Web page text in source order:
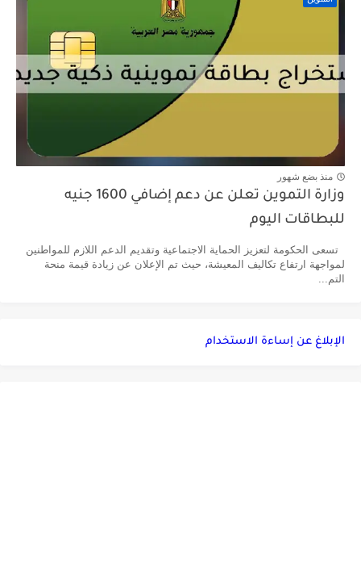
منذ بضع شهور
وزارة التموين تعلن عن دعم إضافي 1600 جنيه
للبطاقات اليوم
تسعى الحكومة لتعزيز الحماية الاجتماعية وتقديم الدعم اللازم للمواطنين
لمواجهة ارتفاع تكاليف المعيشة، حيث تم الإعلان عن زيادة قيمة منحة
التم...
الإبلاغ عن إساءة الاستخدام